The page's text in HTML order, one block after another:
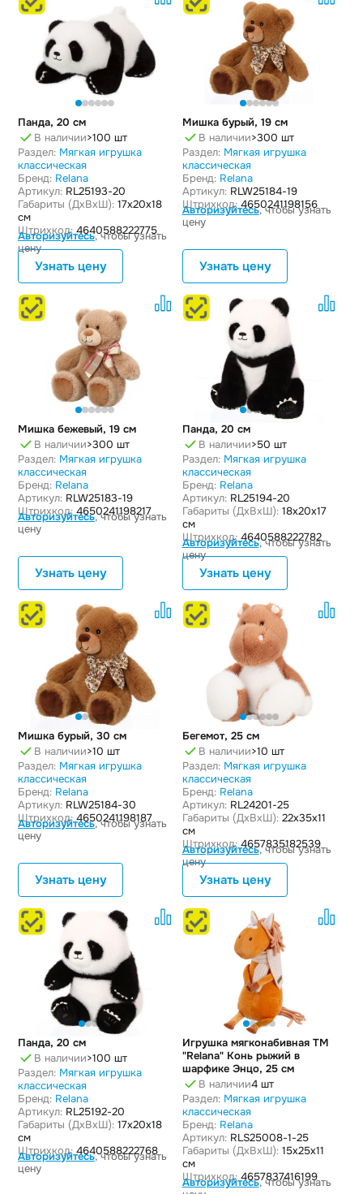
Панда, 20 см
В наличии>100 шт
Раздел: Мягкая игрушка
классическая
Бренд: Relana
Артикул: RL25193-20
Габариты (ДxВxШ): 17x20x18
см
Штрихкод: 4640588222775
Авторизуйтесь, чтобы узнать
цену
Узнать цену
Мишка бурый, 19 см
В наличии>300 шт
Раздел: Мягкая игрушка
классическая
Бренд: Relana
Артикул:RLW25184-19
Штрихкод:4650241198156
Авторизуйтесь, чтобы узнать
цену
Узнать цену
Мишка бежевый, 19 см
В наличии>300 шт
Раздел: Мягкая игрушка
классическая
Бренд: Relana
Артикул: RLW25183-19
Штрихкод: 4650241198217
Авторизуйтесь, чтобы узнать
цену
Узнать цену
Панда, 20 см
В наличии>50 шт
Раздел: Мягкая игрушка
классическая
Бренд: Relana
Артикул:RL25194-20
Габариты (ДxВxШ):18x20x17
см
Штрихкод:4640588222782
Авторизуйтесь, чтобы узнать
цену
Узнать цену
Мишка бурый, 30 см
В наличии>10 шт
Раздел: Мягкая игрушка
классическая
Бренд: Relana
Артикул: RLW25184-30
Штрихкод: 4650241198187
Авторизуйтесь, чтобы узнать
цену
Узнать цену
Бегемот, 25 см
В наличии>10 шт
Раздел: Мягкая игрушка
классическая
Бренд: Relana
Артикул:RL24201-25
Габариты (ДxВxШ):22x35x11
см
Штрихкод:4657835182539
Авторизуйтесь, чтобы узнать
цену
Узнать цену
Панда, 20 см
В наличии>100 шт
Раздел: Мягкая игрушка
классическая
Бренд: Relana
Артикул: RL25192-20
Габариты (ДxВxШ): 17x20x18
см
Штрихкод: 4640588222768
Авторизуйтесь, чтобы узнать
цену
Игрушка мягконабивная ТМ
"Relana" Конь рыжий в
шарфике Энцо, 25 см
В наличии4 шт
Раздел: Мягкая игрушка
классическая
Бренд: Relana
Артикул:RLS25008-1-25
Габариты (ДxВxШ):15x25x11
см
Штрихкод:4657837416199
Авторизуйтесь, чтобы узнать